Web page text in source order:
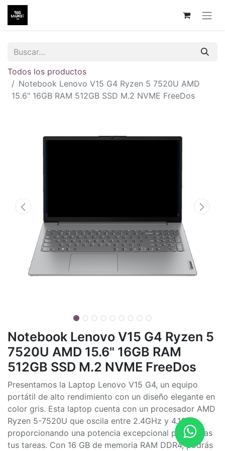
Todos los productos
Notebook Lenovo V15 G4 Ryzen 5 7520U AMD
15.6" 16GB RAM 512GB SSD M.2 NVME FreeDos
Notebook Lenovo V15 G4 Ryzen 5
7520U AMD 15.6" 16GB RAM
512GB SSD M.2 NVME FreeDos
Presentamos la Laptop Lenovo V15 G4, un equipo
portátil de alto rendimiento con un diseño elegante en
color gris. Esta laptop cuenta con un procesador AMD
Ryzen 5-7520U que oscila entre 2.4GHz y 4.1GHz,
proporcionando una potencia excepcional para todas
tus tareas. Con 16 GB de memoria RAM DDR4, podrás